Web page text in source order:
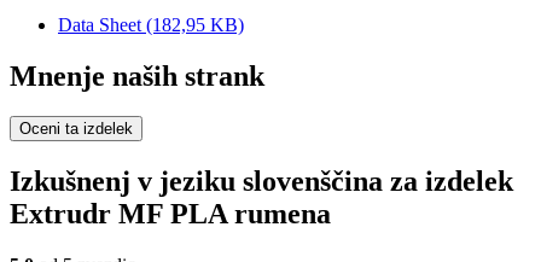
Data Sheet (182,95 KB)
Mnenje naših strank
Oceni ta izdelek
Izkušnenj v jeziku slovenščina za izdelek
Extrudr MF PLA rumena